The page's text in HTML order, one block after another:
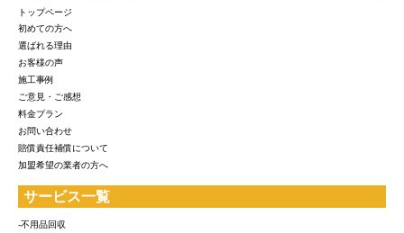
トップページ
初めての方へ
選ばれる理由
お客様の声
施工事例
ご意見・ご感想
料金プラン
お問い合わせ
賠償責任補償について
加盟希望の業者の方へ
サービス一覧
-不用品回収